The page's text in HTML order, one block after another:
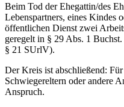
Beim Tod der Ehegattin/des
Lebenspartners, eines Kindes
öffentlichen Dienst zwei
geregelt in § 29 Abs. 1
§ 21 SUrlV).
Der Kreis ist abschließend:
Schwiegereltern oder andere
Anspruch.